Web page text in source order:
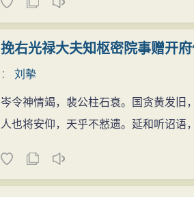
挽右光禄大夫知枢密院事赠开
： 刘摰
岑令神情竭，裴公柱石衰。国贪黄发旧
人也将安仰，天乎不慭遗。延和听诏语